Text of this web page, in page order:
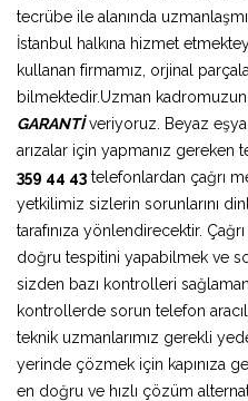
tecrübe ile alanında
İstanbul halkına hizmet
kullanan firmamız, orjinal
bilmektedir.Uzman
GARANTİveriyoruz. Beyaz eşya
arızalar için yapmanız gereken
359 44 43 telefonlardan çağrı
yetkilimiz sizlerin sorunlarını
tarafınıza yönlendirecektir.
doğru tespitini yapabilmek ve
sizden bazı kontrolleri
kontrollerde sorun telefon
teknik uzmanlarımız gerekli
yerinde çözmek için kapınıza
en doğru ve hızlı çözüm